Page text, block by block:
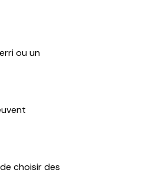
ou un
choisir des